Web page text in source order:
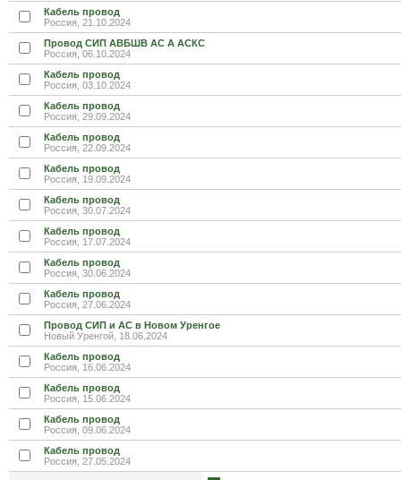
Кабель провод
Россия, 21.10.2024
Провод СИП АВБШВ АС А АСКС
Россия, 06.10.2024
Кабель провод
Россия, 03.10.2024
Кабель провод
Россия, 29.09.2024
Кабель провод
Россия, 22.09.2024
Кабель провод
Россия, 19.09.2024
Кабель провод
Россия, 30.07.2024
Кабель провод
Россия, 17.07.2024
Кабель провод
Россия, 30.06.2024
Кабель провод
Россия, 27.06.2024
Провод СИП и АС в Новом Уренгое
Новый Уренгой, 18.06.2024
Кабель провод
Россия, 16.06.2024
Кабель провод
Россия, 15.06.2024
Кабель провод
Россия, 09.06.2024
Кабель провод
Россия, 27.05.2024